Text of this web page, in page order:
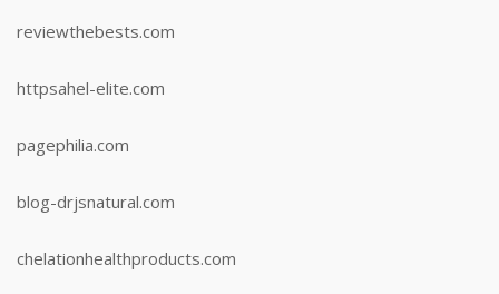
reviewthebests.com
httpsahel-elite.com
pagephilia.com
blog-drjsnatural.com
chelationhealthproducts.com